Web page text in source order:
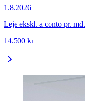
1.8.2026
Leje ekskl. a conto pr. md.
14.500 kr.